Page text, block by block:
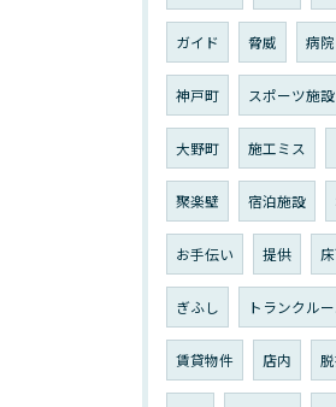
ガイド 脅威 病院
神戸町 スポーツ施設
大野町 施工ミス
聚楽壁 宿泊施設
お手伝い 提供
ぎふし トランクル
賃貸物件 店内